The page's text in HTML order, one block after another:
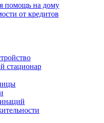
помощь на дому
от кредитов
стационар